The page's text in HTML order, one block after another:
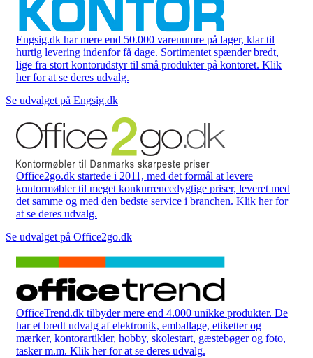
Engsig.dk har mere end 50.000 varenumre på lager, klar til
hurtig levering indenfor få dage. Sortimentet spænder bredt,
lige fra stort kontorudstyr til små produkter på kontoret. Klik
her for at se deres udvalg.
Se udvalget på Engsig.dk
Office2go.dk startede i 2011, med det formål at levere
kontormøbler til meget konkurrencedygtige priser, leveret med
det samme og med den bedste service i branchen. Klik her for
at se deres udvalg.
Se udvalget på Office2go.dk
OfficeTrend.dk tilbyder mere end 4.000 unikke produkter. De
har et bredt udvalg af elektronik, emballage, etiketter og
mærker, kontorartikler, hobby, skolestart, gæstebøger og foto,
tasker m.m. Klik her for at se deres udvalg.